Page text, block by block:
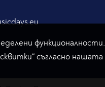
функционалности.
съгласно нашата